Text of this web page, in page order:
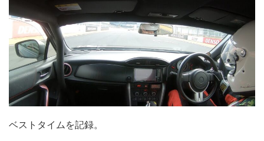
ベストタイムを記録。